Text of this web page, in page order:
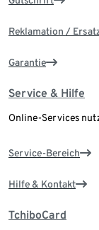
Reklamation /
Garantie
Service & Hilfe
Online-Services
Service-Bereich
Hilfe & Kontakt
TchiboCard